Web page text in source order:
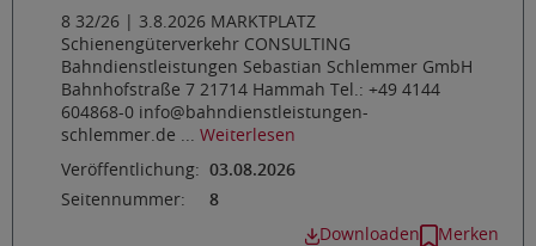
8 32/26 | 3.8.2026 MARKTPLATZ
Schienengüterverkehr CONSULTING
Bahndienstleistungen Sebastian Schlemmer GmbH
Bahnhofstraße 7 21714 Hammah Tel.: +49 4144
604868-0 info@bahndienstleistungen-
schlemmer.de ... Weiterlesen
Veröffentlichung:
03.08.2026
Seitennummer:
8
Downloaden Merken